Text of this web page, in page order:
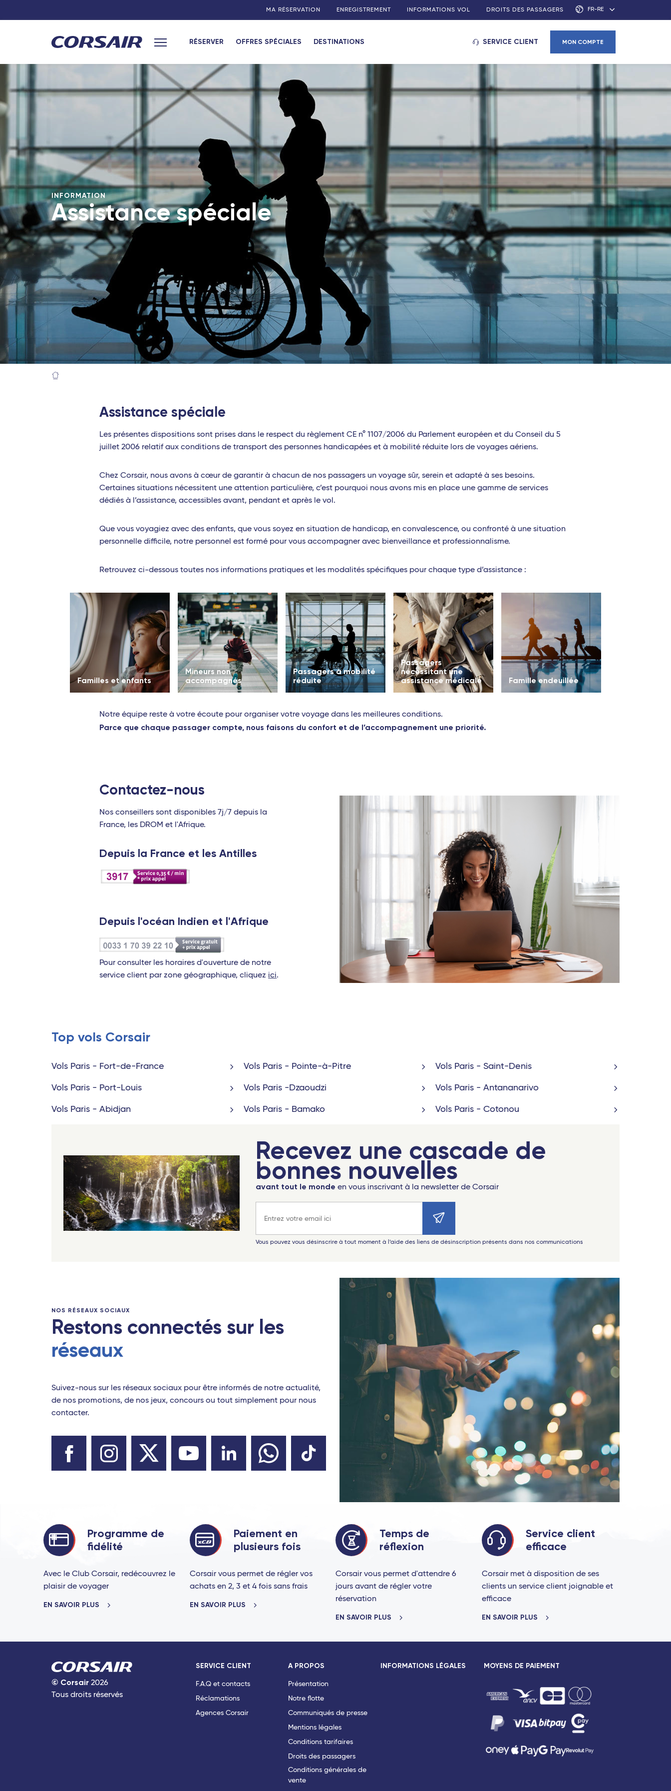
MA RÉSERVATION ENREGISTREMENT INFORMATIONS VOL DROITS DES PASSAGERS FR-RE
Menu principal
RÉSERVER OFFRES SPÉCIALES DESTINATIONS SERVICE CLIENT MON COMPTE
INFORMATION
Assistance spéciale
Assistance spéciale
Les présentes dispositions sont prises dans le respect du règlement CE n° 1107/2006 du Parlement européen et du Conseil du 5
juillet 2006 relatif aux conditions de transport des personnes handicapées et à mobilité réduite lors de voyages aériens.
Chez Corsair, nous avons à cœur de garantir à chacun de nos passagers un voyage sûr, serein et adapté à ses besoins.
Certaines situations nécessitent une attention particulière, c’est pourquoi nous avons mis en place une gamme de services
dédiés à l’assistance, accessibles avant, pendant et après le vol.
Que vous voyagiez avec des enfants, que vous soyez en situation de handicap, en convalescence, ou confronté à une situation
personnelle difficile, notre personnel est formé pour vous accompagner avec bienveillance et professionnalisme.
Retrouvez ci-dessous toutes nos informations pratiques et les modalités spécifiques pour chaque type d’assistance :
Familles et enfants
Mineurs non
accompagnés
Passagers à mobilité
réduite
Passagers
nécessitant une
assistance médicale
Famille endeuillée
Notre équipe reste à votre écoute pour organiser votre voyage dans les meilleures conditions.
Parce que chaque passager compte, nous faisons du confort et de l’accompagnement une priorité.
Contactez-nous
Nos conseillers sont disponibles 7j/7 depuis la
France, les DROM et l'Afrique.
Depuis la France et les Antilles
Depuis l'océan Indien et l'Afrique
Pour consulter les horaires d'ouverture de notre
service client par zone géographique, cliquez ici.
Top vols Corsair
Vols Paris - Fort-de-France Vols Paris - Pointe-à-Pitre Vols Paris - Saint-Denis
Vols Paris - Port-Louis Vols Paris -Dzaoudzi Vols Paris - Antananarivo
Vols Paris - Abidjan Vols Paris - Bamako Vols Paris - Cotonou
Recevez une cascade de
bonnes nouvelles
avant tout le monde en vous inscrivant à la newsletter de Corsair
Vous pouvez vous désinscrire à tout moment à l’aide des liens de désinscription présents dans nos communications
NOS RÉSEAUX SOCIAUX
Restons connectés sur les
réseaux
Suivez-nous sur les réseaux sociaux pour être informés de notre actualité,
de nos promotions, de nos jeux, concours ou tout simplement pour nous
contacter.
Programme de
fidélité
Avec le Club Corsair, redécouvrez le
plaisir de voyager
EN SAVOIR PLUS
Paiement en
plusieurs fois
Corsair vous permet de régler vos
achats en 2, 3 et 4 fois sans frais
EN SAVOIR PLUS
Temps de
réflexion
Corsair vous permet d'attendre 6
jours avant de régler votre
réservation
EN SAVOIR PLUS
Service client
efficace
Corsair met à disposition de ses
clients un service client joignable et
efficace
EN SAVOIR PLUS
© Corsair 2026
Tous droits réservés
SERVICE CLIENT
F.A.Q et contacts
Réclamations
Agences Corsair
A PROPOS
Présentation
Notre flotte
Communiqués de presse
Mentions légales
Conditions tarifaires
Droits des passagers
Conditions générales de
vente
INFORMATIONS LÉGALES MOYENS DE PAIEMENT